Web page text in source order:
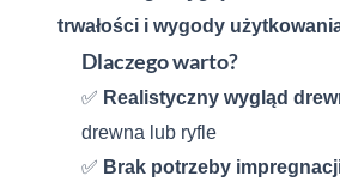
trwałości i wygody
Dlaczego warto?
✅ Realistyczny wygląd
drewna lub ryfle
✅ Brak potrzeby